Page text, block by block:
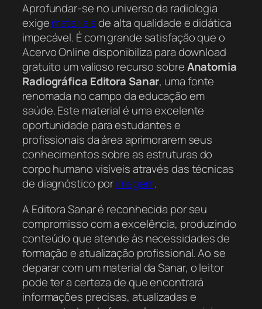
Aprofundar-se no universo da radiologia
exigemateriaisde alta qualidade e didática
impecável. É com grande satisfação que o
Acervo Online disponibiliza para download
gratuito um valioso recurso sobreAnatomia
Radiográfica Editora Sanar, uma fonte
renomada no campo da educação em
saúde. Este material é uma excelente
oportunidade para estudantes e
profissionais da área aprimorarem seus
conhecimentos sobre as estruturas do
corpo humano visíveis através das técnicas
de diagnóstico porimagem.
A Editora Sanar é reconhecida por seu
compromisso com a excelência, produzindo
conteúdo que atende às necessidades de
formação e atualização profissional. Ao se
deparar com um material da Sanar, o leitor
pode ter a certeza de que encontrará
informações precisas, atualizadas e